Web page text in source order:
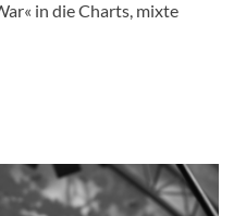
in die Charts, mixte